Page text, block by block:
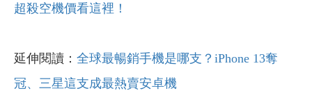
超殺空機價看這裡！
延伸閱讀： 全球最暢銷手機是哪支？iPhone 13奪
冠、三星這支成最熱賣安卓機